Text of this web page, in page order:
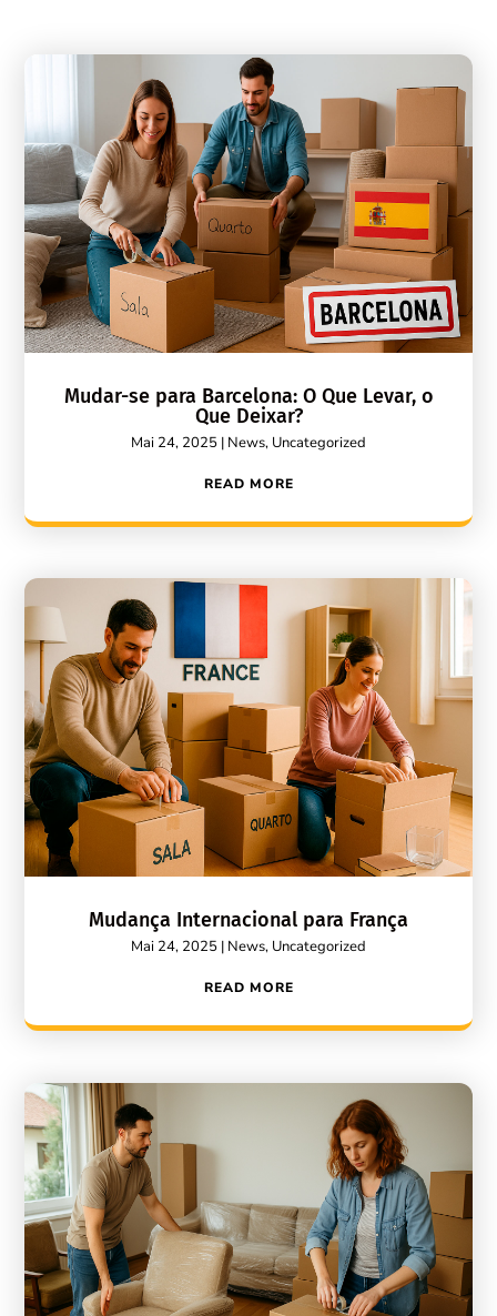
Mudar-se para Barcelona: O Que Levar, o
Que Deixar?
Mai 24, 2025 | News, Uncategorized
READ MORE
Mudança Internacional para França
Mai 24, 2025 | News, Uncategorized
READ MORE